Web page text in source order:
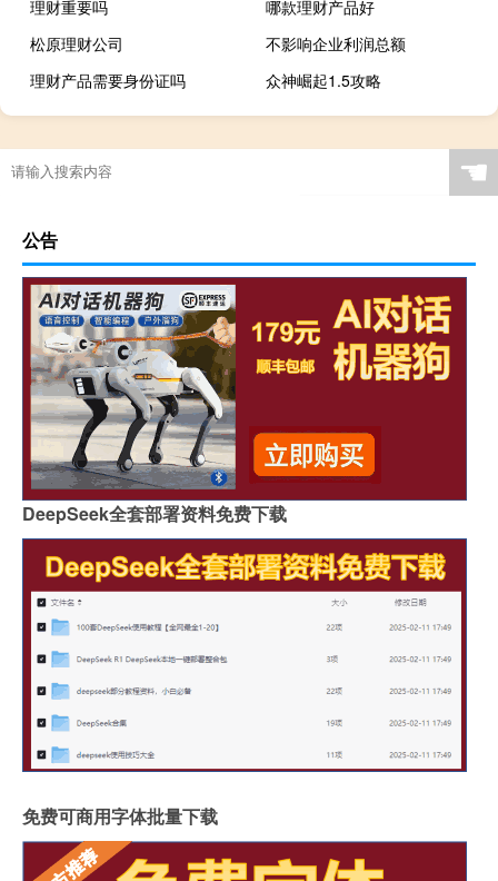
理财重要吗
哪款理财产品好
松原理财公司
不影响企业利润总额
理财产品需要身份证吗
众神崛起1.5攻略
☚
公告
DeepSeek全套部署资料免费下载
免费可商用字体批量下载